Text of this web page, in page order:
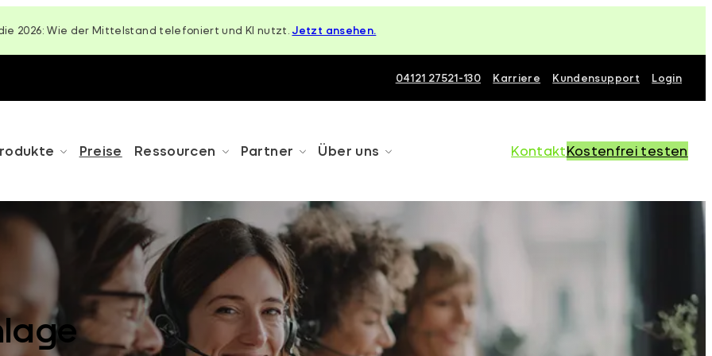
2026: Wie der Mittelstand telefoniert und KI nutzt. Jetzt ansehen.
04121 27521-130 Karriere Kundensupport Login
Preise Ressourcen Partner Über uns KontaktKostenfrei testen